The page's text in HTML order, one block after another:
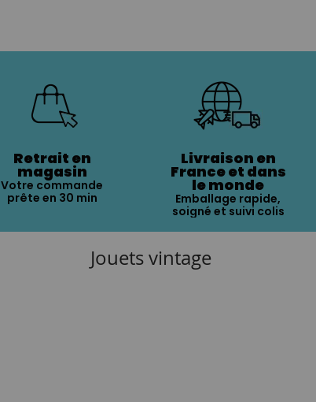
Retrait en
magasin
Votre commande
prête en 30 min
Livraison en
France et dans
le monde
Emballage rapide,
soigné et suivi colis
Jouets vintage